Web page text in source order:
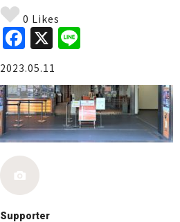
0 Likes
F
a
c
e
b
o
o
k
X
e
2023.05.11
Supporter